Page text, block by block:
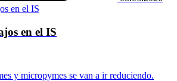
en el IS
y micropymes se van a ir reduciendo.